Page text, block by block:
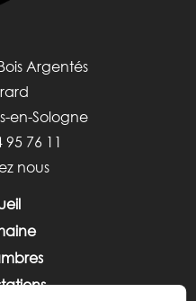
Argentés
en-Sologne
95 76 11
nous